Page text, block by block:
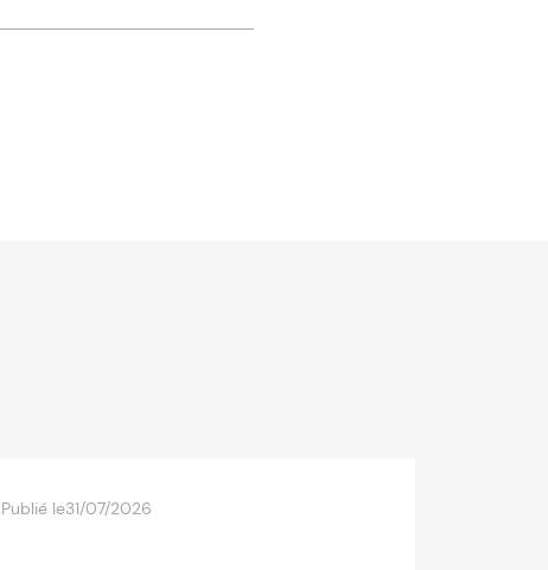
Publié le31/07/2026